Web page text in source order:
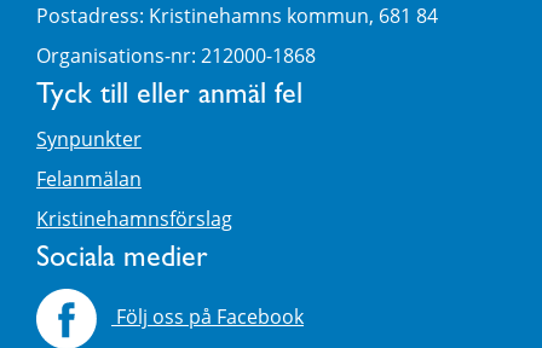
Postadress: Kristinehamns kommun, 681 84
Organisations-nr: 212000-1868
Tyck till eller anmäl fel
Synpunkter
Felanmälan
Kristinehamnsförslag
Sociala medier
Följ oss på Facebook